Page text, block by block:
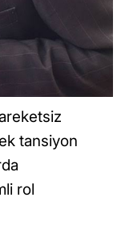
tansiyon
rol